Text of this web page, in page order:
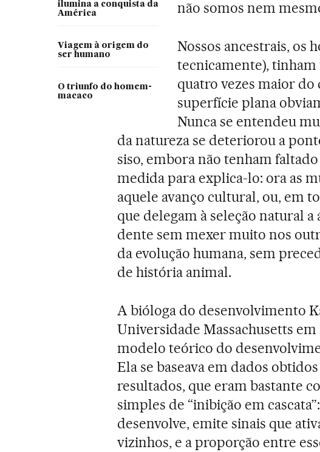
ilumina a conquista da
América
Viagem à origem do
ser humano
O triunfo do homem-
macaco
não somos nem
Nossos ancestrais, os
tecnicamente),
quatro vezes maior do
superfície plana
Nunca se entendeu
da natureza se deteriorou a
siso, embora não tenham
medida para explica-lo: ora as
aquele avanço cultural, ou, em
que delegam à seleção natural
dente sem mexer muito nos
da evolução humana, sem
de história animal.
A bióloga do desenvolvimento
Universidade Massachusetts
modelo teórico do
Ela se baseava em dados
resultados, que eram bastante
simples de “inibição em
desenvolve, emite sinais que
vizinhos, e a proporção entre